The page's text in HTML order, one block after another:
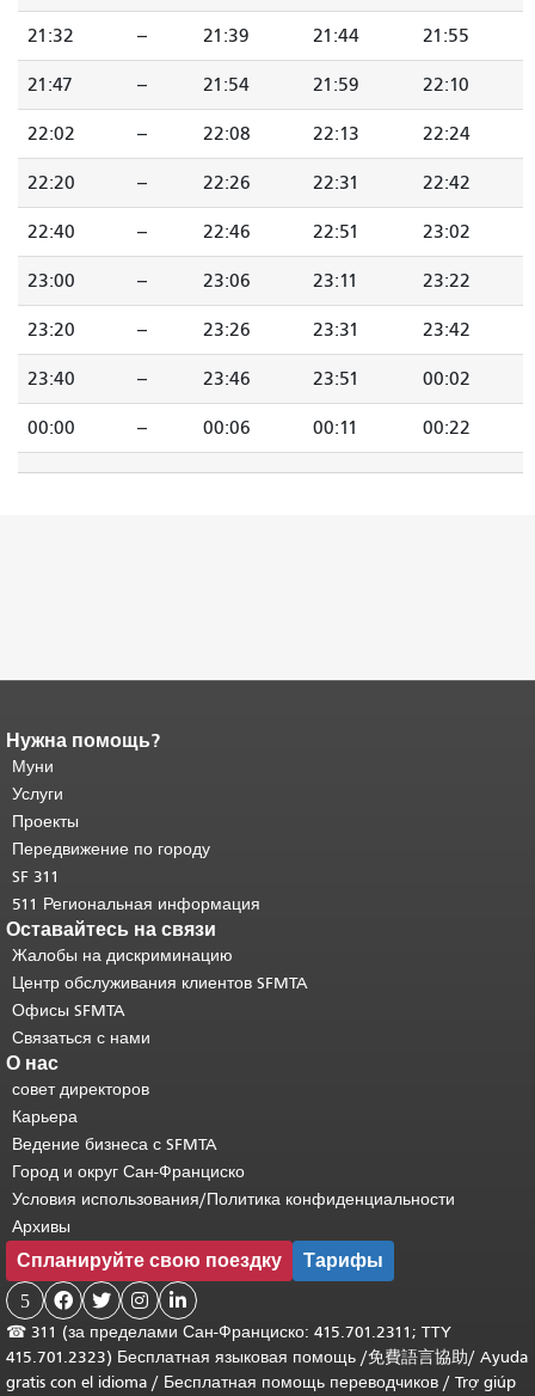
21:32 -- 21:39 21:44 21:55
21:47 -- 21:54 21:59 22:10
22:02 -- 22:08 22:13 22:24
22:20 -- 22:26 22:31 22:42
22:40 -- 22:46 22:51 23:02
23:00 -- 23:06 23:11 23:22
23:20 -- 23:26 23:31 23:42
23:40 -- 23:46 23:51 00:02
00:00 -- 00:06 00:11 00:22
Конец содержимого
страницы.
страницы повторяется на каждой
странице.
основного содержимого .
Нужна помощь?
Муни
Услуги
Проекты
Передвижение по городу
SF 311
511 Региональная информация
Оставайтесь на связи
Жалобы на дискриминацию
Центр обслуживания клиентов SFMTA
Офисы SFMTA
Связаться с нами
О нас
совет директоров
Карьера
Ведение бизнеса с SFMTA
Город и округ Сан-Франциско
Условия использования/Политика конфиденциальности
Архивы
Спланируйте свою поездку Тарифы
5    
☎ 311 (за пределами Сан-Франциско: 415.701.2311; TTY
415.701.2323) Бесплатная языковая помощь /免費語言協助/ Ayuda
gratis con el idioma / Бесплатная помощь переводчиков / Trợ giúp